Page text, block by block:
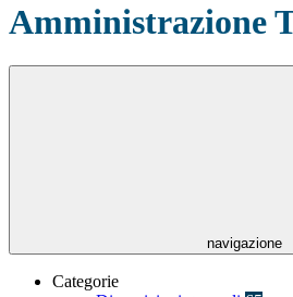
Amministrazione
navigazione
Categorie